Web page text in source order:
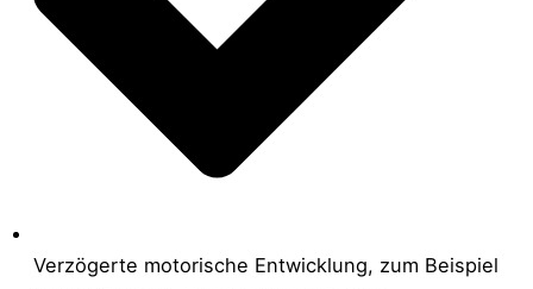
Verzögerte motorische Entwicklung, zum Beispiel